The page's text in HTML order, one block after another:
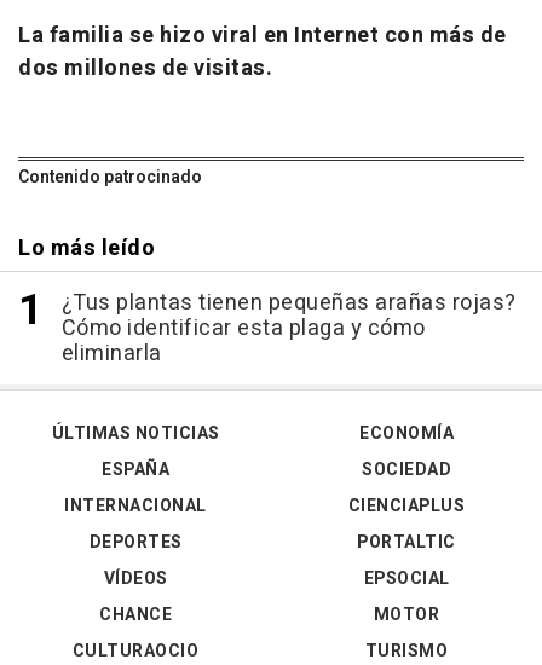
La familia se hizo viral en Internet con más de
dos millones de visitas.
Contenido patrocinado
Lo más leído
¿Tus plantas tienen pequeñas arañas rojas?
Cómo identificar esta plaga y cómo
eliminarla
ÚLTIMAS NOTICIAS
ESPAÑA
INTERNACIONAL
DEPORTES
VÍDEOS
ECONOMÍA
SOCIEDAD
CIENCIAPLUS
PORTALTIC
EPSOCIAL
CHANCE
CULTURAOCIO
MOTOR
TURISMO